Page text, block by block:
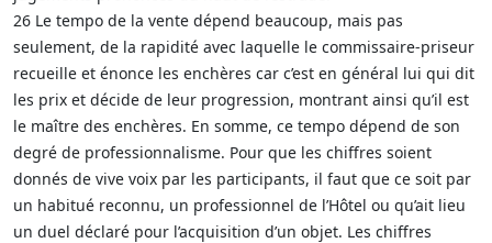
26 Le tempo de la vente dépend beaucoup, mais pas
seulement, de la rapidité avec laquelle le commissaire-priseur
recueille et énonce les enchères car c’est en général lui qui dit
les prix et décide de leur progression, montrant ainsi qu’il est
le maître des enchères. En somme, ce tempo dépend de son
degré de professionnalisme. Pour que les chiffres soient
donnés de vive voix par les participants, il faut que ce soit par
un habitué reconnu, un professionnel de l’Hôtel ou qu’ait lieu
un duel déclaré pour l’acquisition d’un objet. Les chiffres